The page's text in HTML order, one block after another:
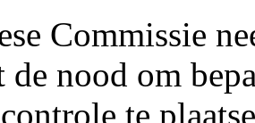
Commissie
de nood om
te